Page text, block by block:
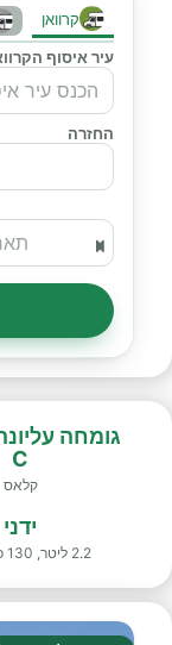
קרוואן
עיר איסוף
החזרה
גומחה
C
קלאס
ידני
2.2 ליטר, 130 כ"ס, דיזל